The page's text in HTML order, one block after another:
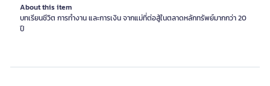
About this item
บทเรียนชีวิต การทำงาน และการเงิน จากแม่ที่ต่อสู้ในตลาดหลักทรัพย์มากกว่า 20
ปี